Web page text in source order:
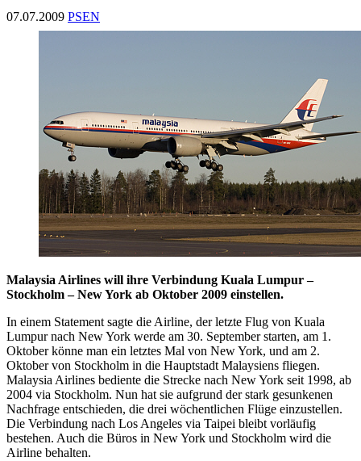
07.07.2009 PSEN
Malaysia Airlines will ihre Verbindung Kuala Lumpur –
Stockholm – New York ab Oktober 2009 einstellen.
In einem Statement sagte die Airline, der letzte Flug von Kuala
Lumpur nach New York werde am 30. September starten, am 1.
Oktober könne man ein letztes Mal von New York, und am 2.
Oktober von Stockholm in die Hauptstadt Malaysiens fliegen.
Malaysia Airlines bediente die Strecke nach New York seit 1998, ab
2004 via Stockholm. Nun hat sie aufgrund der stark gesunkenen
Nachfrage entschieden, die drei wöchentlichen Flüge einzustellen.
Die Verbindung nach Los Angeles via Taipei bleibt vorläufig
bestehen. Auch die Büros in New York und Stockholm wird die
Airline behalten.